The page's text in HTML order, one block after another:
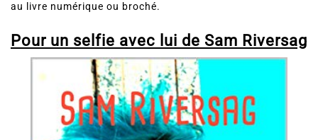
au livre numérique ou broché.
Pour un selfie avec lui de Sam Riversag